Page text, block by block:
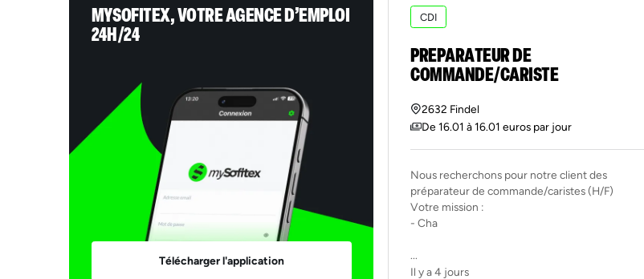
MYSOFITEX, VOTRE AGENCE D’EMPLOI
24H/24
Télécharger l'application
CDI
PREPARATEUR DE
COMMANDE/CARISTE
2632 Findel
De 16.01 à 16.01 euros par jour
Nous recherchons pour notre client des
préparateur de commande/caristes (H/F)
Votre mission :
- Cha
...
Il y a 4 jours